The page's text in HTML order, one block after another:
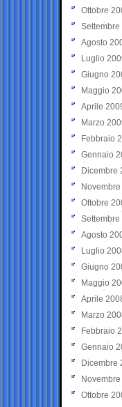
Ottobre
Settembre
Agosto
Luglio
Giugno
Maggio
Aprile
Marzo
Febbraio
Gennaio
Dicembre
Ottobre
Settembre
Agosto
Luglio
Giugno
Maggio
Aprile
Marzo
Febbraio
Gennaio
Dicembre
Ottobre